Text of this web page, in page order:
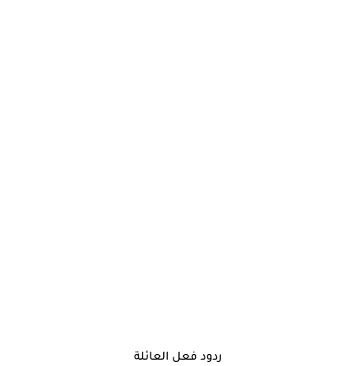
ردود فعل العائلة